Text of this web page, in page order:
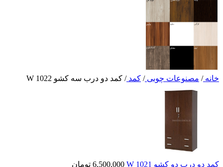
خانه/ مصنوعات چوبی/ کمد/ کمد دو درب سه کشو W 1022
کمد دو درب دو کشو W 1021 6,500,000 تومان